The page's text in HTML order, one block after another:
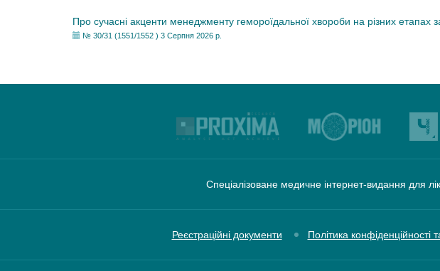
Про сучасні акценти менеджменту гемороїдальної хвороби на різних
№ 30/31 (1551/1552 ) 3 Серпня 2026 р.
Спеціалізоване медичне інтернет-видання для
Реєстраційні документи Політика конфіденційності